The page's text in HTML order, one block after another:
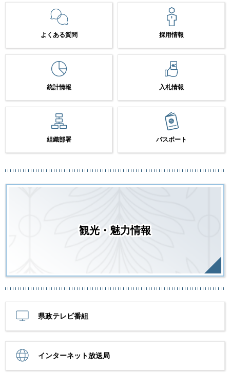
よくある質問 採用情報
統計情報 入札情報
組織部署 パスポート
観光・魅力情報
県政テレビ番組
インターネット放送局